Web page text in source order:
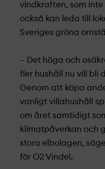
vindkraften, som
också kan leda till
Sveriges gröna
– Det höga och
fler hushåll nu vill bli
Genom att köpa
vanligt villahushåll
om året samtidigt
klimatpåverkan och
stora elbolagen,
för O2 Vindel.